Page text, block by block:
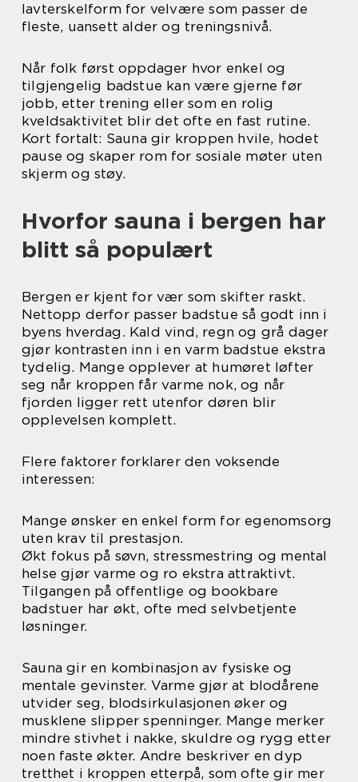
lavterskelform for velvære som passer de
fleste, uansett alder og treningsnivå.
Når folk først oppdager hvor enkel og
tilgjengelig badstue kan være gjerne før
jobb, etter trening eller som en rolig
kveldsaktivitet blir det ofte en fast rutine.
Kort fortalt: Sauna gir kroppen hvile, hodet
pause og skaper rom for sosiale møter uten
skjerm og støy.
Hvorfor sauna i bergen har
blitt så populært
Bergen er kjent for vær som skifter raskt.
Nettopp derfor passer badstue så godt inn i
byens hverdag. Kald vind, regn og grå dager
gjør kontrasten inn i en varm badstue ekstra
tydelig. Mange opplever at humøret løfter
seg når kroppen får varme nok, og når
fjorden ligger rett utenfor døren blir
opplevelsen komplett.
Flere faktorer forklarer den voksende
interessen:
Mange ønsker en enkel form for egenomsorg
uten krav til prestasjon.
Økt fokus på søvn, stressmestring og mental
helse gjør varme og ro ekstra attraktivt.
Tilgangen på offentlige og bookbare
badstuer har økt, ofte med selvbetjente
løsninger.
Sauna gir en kombinasjon av fysiske og
mentale gevinster. Varme gjør at blodårene
utvider seg, blodsirkulasjonen øker og
musklene slipper spenninger. Mange merker
mindre stivhet i nakke, skuldre og rygg etter
noen faste økter. Andre beskriver en dyp
tretthet i kroppen etterpå, som ofte gir mer